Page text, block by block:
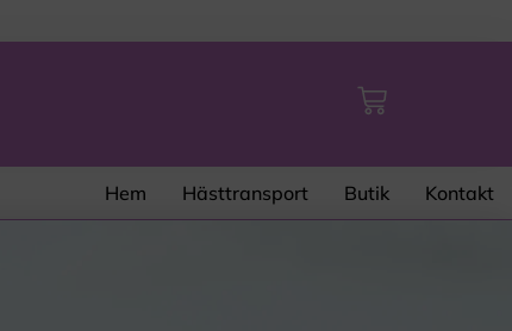
Hem Hästtransport Butik Kontakt